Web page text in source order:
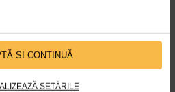
SI CONTINUĂ
SETĂRILE
ca pe parcursul vietii sa nu
putin o arsura minora din cauza
incinse sau o cafea fierbinte.
de arsuri este intensa si
iar uneori arsura…